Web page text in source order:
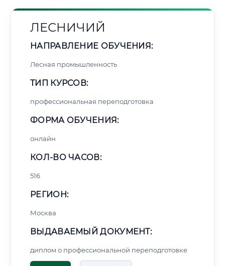
ЛЕСНИЧИЙ
НАПРАВЛЕНИЕ ОБУЧЕНИЯ:
Лесная промышленность
ТИП КУРСОВ:
профессиональная переподготовка
ФОРМА ОБУЧЕНИЯ:
онлайн
КОЛ-ВО ЧАСОВ:
516
РЕГИОН:
Москва
ВЫДАВАЕМЫЙ ДОКУМЕНТ:
диплом о профессиональной переподготовке